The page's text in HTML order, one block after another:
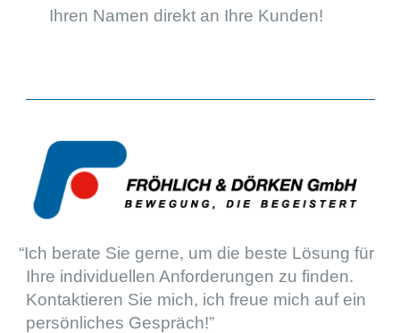
Ihren Namen direkt an Ihre Kunden!
“Ich berate Sie gerne, um die beste Lösung für
Ihre indivi­du­el­len Anfor­de­run­gen zu finden.
Kontak­tie­ren Sie mich, ich freue mich auf ein
persön­li­ches Gespräch!”